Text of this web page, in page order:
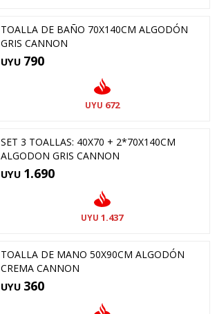
TOALLA DE BAÑO 70X140CM ALGODÓN
GRIS CANNON
UYU 790
UYU 672
SET 3 TOALLAS: 40X70 + 2*70X140CM
ALGODON GRIS CANNON
UYU 1.690
UYU 1.437
TOALLA DE MANO 50X90CM ALGODÓN
CREMA CANNON
UYU 360